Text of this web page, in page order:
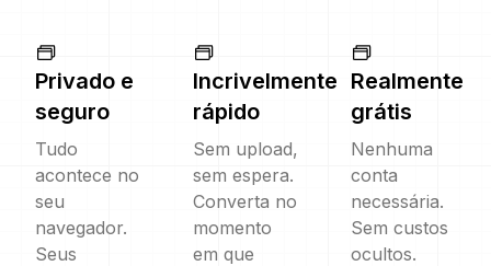
Privado e
seguro
Tudo
acontece no
seu
navegador.
Seus
Incrivelmente
rápido
Sem upload,
sem espera.
Converta no
momento
em que
Realmente
grátis
Nenhuma
conta
necessária.
Sem custos
ocultos.